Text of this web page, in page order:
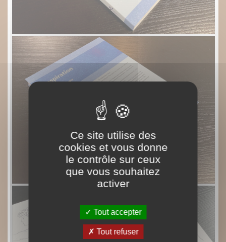
Ce site utilise des
cookies et vous donne
le contrôle sur ceux
que vous souhaitez
activer
Tout accepter
Tout refuser